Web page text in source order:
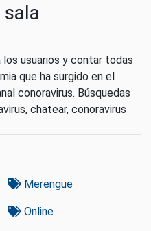
los usuarios y contar todas
que ha surgido en el
conoravirus. Búsquedas
chatear, conoravirus
Merengue
Online